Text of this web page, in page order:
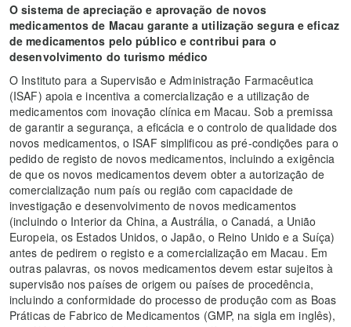
O sistema de apreciação e aprovação de novos
medicamentos de Macau garante a utilização segura e eficaz
de medicamentos pelo público e contribui para o
desenvolvimento do turismo médico
O Instituto para a Supervisão e Administração Farmacêutica
(ISAF) apoia e incentiva a comercialização e a utilização de
medicamentos com inovação clínica em Macau. Sob a premissa
de garantir a segurança, a eficácia e o controlo de qualidade dos
novos medicamentos, o ISAF simplificou as pré-condições para o
pedido de registo de novos medicamentos, incluindo a exigência
de que os novos medicamentos devem obter a autorização de
comercialização num país ou região com capacidade de
investigação e desenvolvimento de novos medicamentos
(incluindo o Interior da China, a Austrália, o Canadá, a União
Europeia, os Estados Unidos, o Japão, o Reino Unido e a Suíça)
antes de pedirem o registo e a comercialização em Macau. Em
outras palavras, os novos medicamentos devem estar sujeitos à
supervisão nos países de origem ou países de procedência,
incluindo a conformidade do processo de produção com as Boas
Práticas de Fabrico de Medicamentos (GMP, na sigla em inglês),